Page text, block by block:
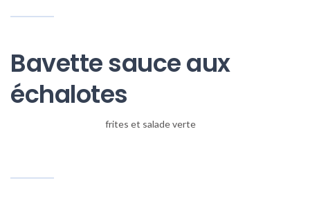
Bavette sauce aux
échalotes
frites et salade verte